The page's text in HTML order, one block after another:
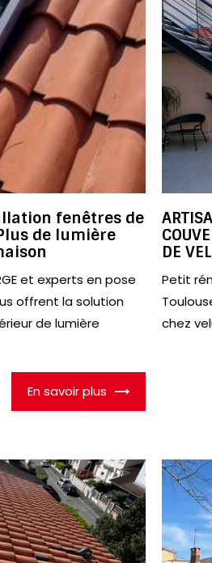
fenêtres de
de lumière
et experts en pose
offrent la solution
de lumière
En savoir plus
DE
Petit
chez